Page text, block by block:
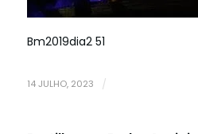
Bm2019dia2 51
14 JULHO, 2023 /